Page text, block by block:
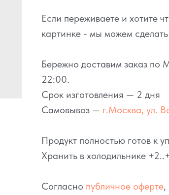
Если переживаете и хотите
картинке - мы можем сделать
Бережно доставим заказ по
22:00.
Срок изготовления — 2 дня
Самовывоз — г.Москва, ул.
Продукт полностью готов к
Хранить в холодильнике
Согласно публичное оферте,